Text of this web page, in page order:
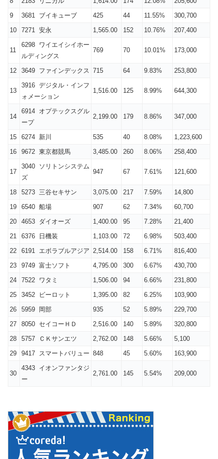
9
3681 ブイキューブ 425 44 11.55%
300,700
10
7271 安永 1,565.00 152 10.76% 207,400
11
6298 ワイエイシイホー
ルディングス
769 70 10.01% 173,000
12 3649 ファインデックス 715 64 9.83% 253,800
13
3916 デジタル・インフ
ォメーション
1,516.00 125 8.99% 644,300
14
6914 オプテックスグル
ープ
2,199.00 179 8.86% 347,000
15 6274 新川 535 40 8.08%
1,223,600
16
9672 東京都競馬 3,485.00 260 8.06% 258,400
17
3040 ソリトンシステム
ズ
947 67 7.61% 121,600
18 5273 三谷セキサン 3,075.00 217 7.59%
14,800
19
6540 船場 907 62 7.34%
60,700
20
4653 ダイオーズ 1,400.00 95 7.28%
21,400
21
6376 日機装 1,103.00 72 6.98%
503,400
22
6191 エボラブルアジア 2,514.00 158 6.71%
816,400
23
9749 富士ソフト 4,795.00 300 6.67%
430,700
24
7522 ワタミ 1,506.00 94 6.66%
231,800
25
3452 ビーロット 1,395.00 82 6.25%
103,900
26
5959 岡部 935 52 5.89%
229,700
27
8050 セイコーＨＤ 2,516.00 140 5.89%
320,800
28
5757 ＣＫサンエツ 2,762.00 148 5.66%
5,100
29
9417 スマートバリュー 848 45 5.60% 163,900
30
4343 イオンファンタジ
ー
2,761.00 145 5.54% 209,000